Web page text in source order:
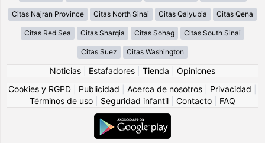
Citas Najran Province Citas North Sinai Citas Qalyubia Citas Qena
Citas Red Sea Citas Sharqia Citas Sohag Citas South Sinai
Citas Suez Citas Washington
Noticias Estafadores Tienda
Opiniones
Cookies y RGPD
Publicidad Acerca de nosotros Privacidad
Términos de uso
Seguridad infantil Contacto FAQ